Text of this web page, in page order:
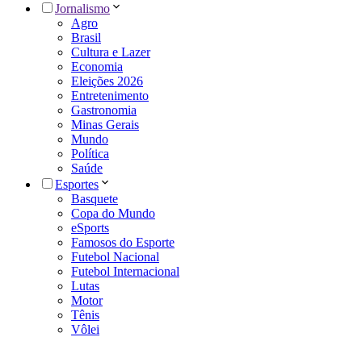
Jornalismo
Agro
Brasil
Cultura e Lazer
Economia
Eleições 2026
Entretenimento
Gastronomia
Minas Gerais
Mundo
Política
Saúde
Esportes
Basquete
Copa do Mundo
eSports
Famosos do Esporte
Futebol Nacional
Futebol Internacional
Lutas
Motor
Tênis
Vôlei